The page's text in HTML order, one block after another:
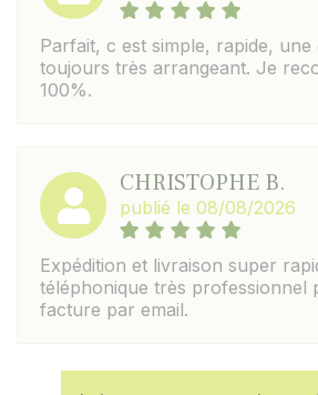
Parfait, c est simple, rapide,
toujours très arrangeant. Je
100%.
CHRISTOPHE B.
publié le 08/08/2026
Expédition et livraison super
téléphonique très professionnel
facture par email.